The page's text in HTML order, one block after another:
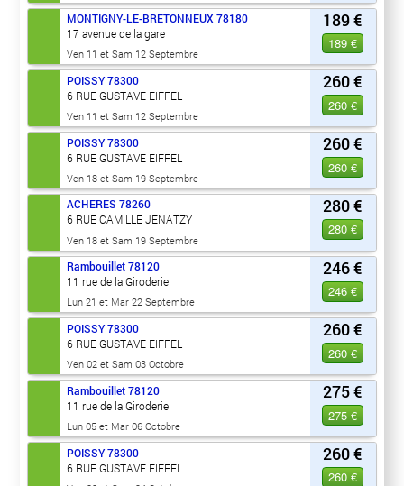
189 €
189 €
MONTIGNY-LE-BRETONNEUX 78180
17 avenue de la gare
Ven 11 et Sam 12 Septembre
260 €
260 €
POISSY78300
6 RUE GUSTAVE EIFFEL
Ven 11 et Sam 12 Septembre
260 €
260 €
POISSY78300
6 RUE GUSTAVE EIFFEL
Ven 18 et Sam 19 Septembre
280 €
280 €
ACHERES 78260
6 RUE CAMILLE JENATZY
Ven 18 et Sam 19 Septembre
246 €
246 €
Rambouillet 78120
11 rue de la Giroderie
Lun 21 et Mar 22 Septembre
260 €
260 €
POISSY78300
6 RUE GUSTAVE EIFFEL
Ven 02 et Sam 03 Octobre
275 €
275 €
Rambouillet 78120
11 rue de la Giroderie
Lun 05 et Mar 06 Octobre
260 €
260 €
POISSY78300
6 RUE GUSTAVE EIFFEL